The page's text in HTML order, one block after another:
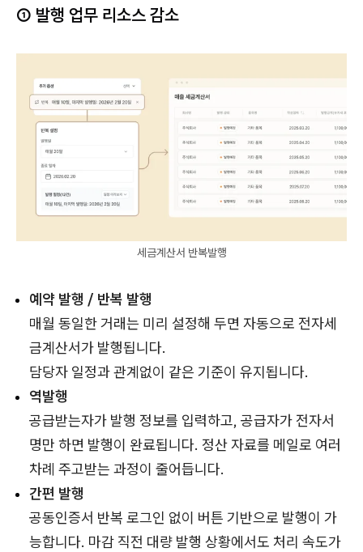
① 발행 업무 리소스 감소
세금계산서 반복발행
예약 발행 / 반복 발행
매월 동일한 거래는 미리 설정해 두면 자동으로 전자세
금계산서가 발행됩니다.
담당자 일정과 관계없이 같은 기준이 유지됩니다.
역발행
공급받는자가 발행 정보를 입력하고, 공급자가 전자서
명만 하면 발행이 완료됩니다. 정산 자료를 메일로 여러
차례 주고받는 과정이 줄어듭니다.
간편 발행
공동인증서 반복 로그인 없이 버튼 기반으로 발행이 가
능합니다. 마감 직전 대량 발행 상황에서도 처리 속도가